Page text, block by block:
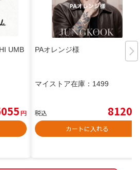
UMB
円
PAオレンジ様
マイストア在庫： 1499
税込 8120
カートに入れる